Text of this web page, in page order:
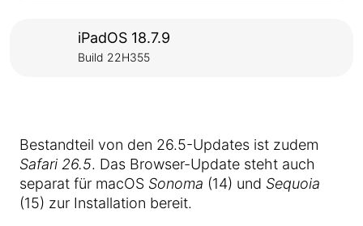
iPadOS 18.7.9
Build 22H355
Bestandteil von den 26.5-Updates ist zudem
Safari 26.5. Das Browser-Update steht auch
separat für macOS Sonoma (14) und Sequoia
(15) zur Installation bereit.